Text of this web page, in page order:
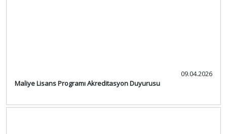
09.04.2026
Maliye Lisans Programı Akreditasyon Duyurusu